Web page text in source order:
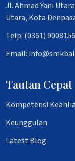
Jl. Ahmad Yani
Utara, Kota
Telp: (0361) 9008156
Email:
Tautan Cepat
Kompetensi
Keunggulan
Latest Blog